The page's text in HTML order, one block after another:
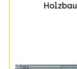
Holzbau